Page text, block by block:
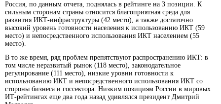
Россия, по данным отчета, поднялась в рейтинге на 3 позиции. К
сильным сторонам страны относится благоприятная среда для
развития ИКТ-инфраструктуры (42 место), а также достаточно
высокий уровень готовности населения к использованию ИКТ (59
место) и непосредственного использования ИКТ населением (55
место).
В то же время, ряд проблем препятствуют распространению ИКТ: в
том числе неразвитый рынок (118 место), законодательное
регулирование (111 место), низкие уровни готовности к
использованию ИКТ и непосредственного использования ИКТ со
стороны бизнеса и госсектора. Низким позициям России в мировых
ИТ-рейтингах еще два года назад удивлялся президент Дмитрий